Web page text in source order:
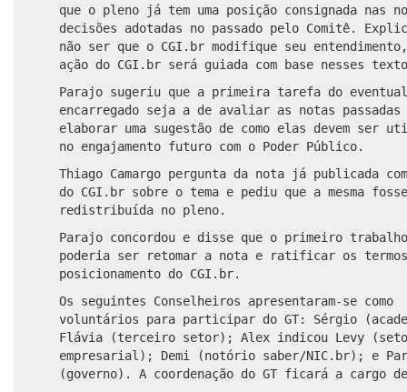
que o pleno já tem uma posição consignada nas
decisões adotadas no passado pelo Comitê. Explic
não ser que o CGI.br modifique seu
ação do CGI.br será guiada com base nesses
Parajo sugeriu que a primeira tarefa do eventual
encarregado seja a de avaliar as notas passadas
elaborar uma sugestão de como elas devem ser
no engajamento futuro com o Poder Público.
Thiago Camargo pergunta da nota já publicada
do CGI.br sobre o tema e pediu que a mesma fosse
redistribuída no pleno.
Parajo concordou e disse que o primeiro trabalho
poderia ser retomar a nota e ratificar os
posicionamento do CGI.br.
Os seguintes Conselheiros apresentaram-se como
voluntários para participar do GT: Sérgio
Flávia (terceiro setor) ;
Alex indicou Levy
empresarial) ; Demi (notório saber/NIC.br); e
(governo). A coordenação do GT ficará a cargo